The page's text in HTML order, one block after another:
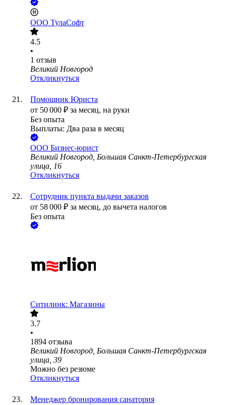
ООО ТулаСофт
4.5
•
1 отзыв
Великий Новгород
Откликнуться
Помощник Юриста
от 50 000 ₽ за месяц, на руки
Без опыта
Выплаты: Два раза в месяц
ООО Бизнес-юрист
Великий Новгород, Большая Санкт-Петербургская
улица, 16
Откликнуться
Сотрудник пункта выдачи заказов
от 58 000 ₽ за месяц, до вычета налогов
Без опыта
Ситилинк: Магазины
3.7
•
1894 отзыва
Великий Новгород, Большая Санкт-Петербургская
улица, 39
Можно без резюме
Откликнуться
Менеджер бронирования санатория